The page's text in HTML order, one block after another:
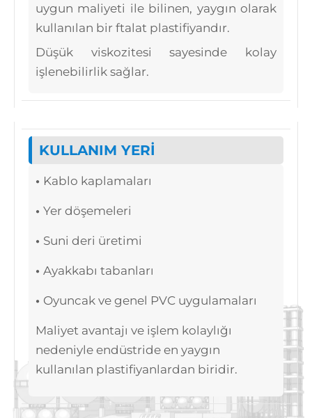
uygun maliyeti ile bilinen, yaygın olarak
kullanılan bir ftalat plastifiyandır.
Düşük viskozitesi sayesinde kolay
işlenebilirlik sağlar.
KULLANIM YERİ
• Kablo kaplamaları
• Yer döşemeleri
• Suni deri üretimi
• Ayakkabı tabanları
• Oyuncak ve genel PVC uygulamaları
Maliyet avantajı ve işlem kolaylığı
nedeniyle endüstride en yaygın
kullanılan plastifiyanlardan biridir.